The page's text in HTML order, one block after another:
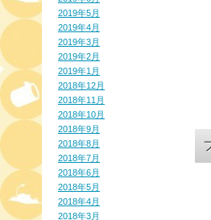
2019年5月
2019年4月
2019年3月
2019年2月
2019年1月
2018年12月
2018年11月
2018年10月
2018年9月
2018年8月
2018年7月
2018年6月
2018年5月
2018年4月
2018年3月